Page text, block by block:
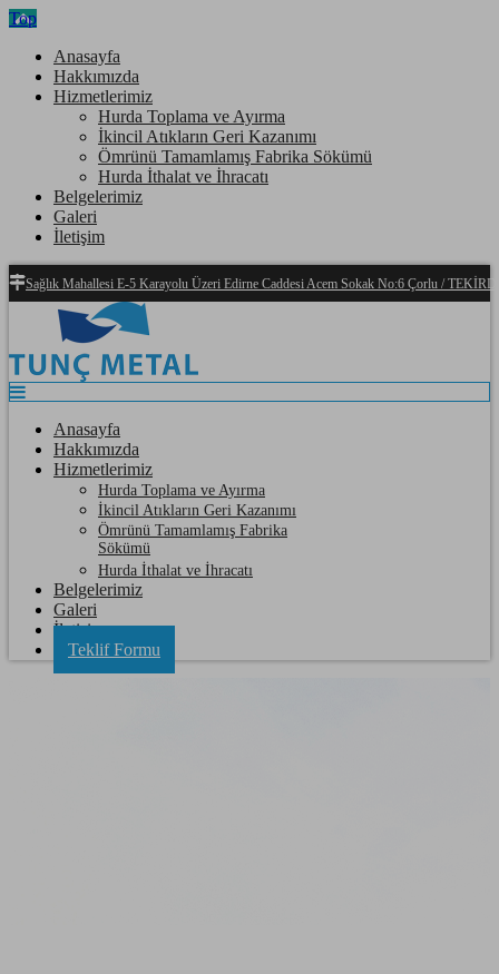
Top
Anasayfa
Hakkımızda
Hizmetlerimiz
Hurda Toplama ve Ayırma
İkincil Atıkların Geri Kazanımı
Ömrünü Tamamlamış Fabrika Sökümü
Hurda İthalat ve İhracatı
Belgelerimiz
Galeri
İletişim
Sağlık Mahallesi E-5 Karayolu Üzeri Edirne Caddesi Acem Sokak No:6 Çorlu /
Anasayfa
Hakkımızda
Hizmetlerimiz
Hurda Toplama ve Ayırma
İkincil Atıkların Geri Kazanımı
Ömrünü Tamamlamış Fabrika
Sökümü
Hurda İthalat ve İhracatı
Belgelerimiz
Galeri
İletişim
Teklif Formu